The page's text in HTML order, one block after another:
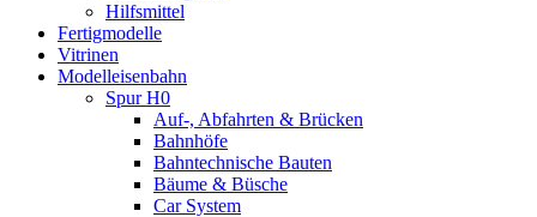
Hilfsmittel
Fertigmodelle
Vitrinen
Modelleisenbahn
Spur H0
Auf-, Abfahrten & Brücken
Bahnhöfe
Bahntechnische Bauten
Bäume & Büsche
Car System